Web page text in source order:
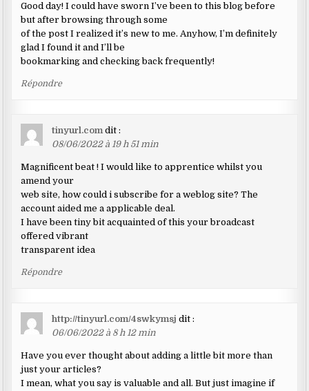
Good day! I could have sworn I’ve been to this blog before
but after browsing through some
of the post I realized it’s new to me. Anyhow, I’m definitely
glad I found it and I’ll be
bookmarking and checking back frequently!
Répondre
tinyurl.com dit :
08/06/2022 à 19 h 51 min
Magnificent beat ! I would like to apprentice whilst you
amend your
web site, how could i subscribe for a weblog site? The
account aided me a applicable deal.
I have been tiny bit acquainted of this your broadcast
offered vibrant
transparent idea
Répondre
http://tinyurl.com/4swkymsj dit :
06/06/2022 à 8 h 12 min
Have you ever thought about adding a little bit more than
just your articles?
I mean, what you say is valuable and all. But just imagine if